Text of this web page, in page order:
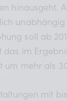
hinausgeht.
soll ab
im
mehr als
mit